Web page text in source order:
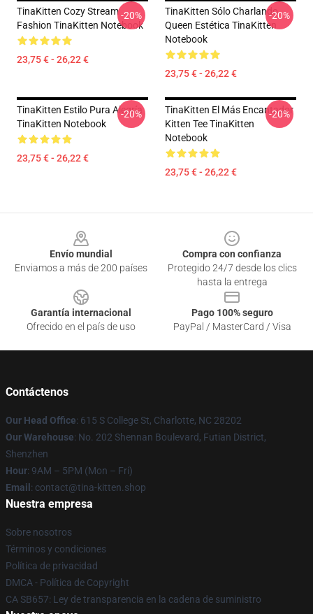
TinaKitten Cozy Stream
Fashion TinaKitten Notebook
23,75 € - 26,22 €
-20%
TinaKitten Sólo Charlando
Queen Estética TinaKitten
Notebook
23,75 € - 26,22 €
-20%
TinaKitten Estilo Pura Alegría
TinaKitten Notebook
23,75 € - 26,22 €
-20%
TinaKitten El Más Encantador
Kitten Tee TinaKitten
Notebook
23,75 € - 26,22 €
-20%
Envío mundial
Enviamos a más de 200 países
Compra con confianza
Protegido 24/7 desde los clics
hasta la entrega
Garantía internacional
Ofrecido en el país de uso
Pago 100% seguro
PayPal / MasterCard / Visa
Contáctenos
Our Head Office: 615 S College St, Charlotte, NC 28202
Our Warehouse: No. 202 Shennan Boulevard, Futian District,
Shenzhen
Hour: 9AM – 5PM (Mon – Fri)
Email : contact@tina-kitten.shop
Nuestra empresa
Sobre nosotros
Términos y condiciones
Política de privacidad
DMCA - Política de Copyright
CA SB657: Ley de transparencia en la cadena de suministro